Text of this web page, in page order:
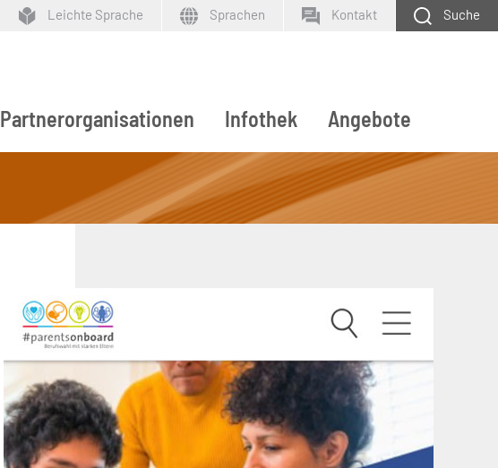
Leichte Sprache Sprachen Kontakt Suche
SUCHEN
Partnerorganisationen Infothek Angebote